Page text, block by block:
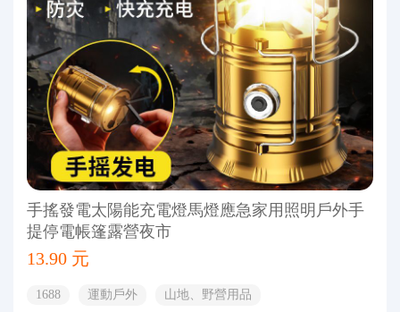
手搖發電太陽能充電燈馬燈應急家用照明戶外手
提停電帳篷露營夜市
13.90 元
1688 運動戶外 山地、野營用品